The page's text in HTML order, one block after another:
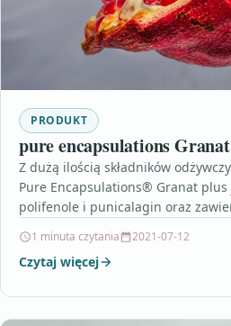
PRODUKT
pure encapsulations
Z dużą ilością składników
Pure Encapsulations® Granat
polifenole i punicalagin oraz
1 minuta czytania 2021-07-12
Czytaj więcej